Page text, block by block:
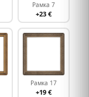
Рамка 7
+23 €
Рамка 17
+19 €